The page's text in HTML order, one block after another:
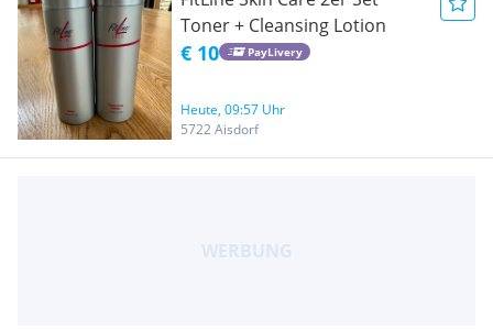
Toner + Cleansing Lotion
€ 10 PayLivery
Heute, 09:57 Uhr
5722 Aisdorf